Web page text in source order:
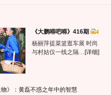
《大鹏嘚吧嘚》416期
杨丽萍提菜篮逛车展 时尚
与村姑仅一线之隔… [详细]
物》：黄磊不惑之年中的智慧